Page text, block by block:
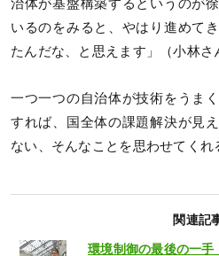
治体が基盤構築するというのが
いるのをみると、やはり進めて
たんだな、と思えます」（小林さ
一つ一つの自治体が技術をうま
すれば、国全体の課題解決が見
ない、そんなことを思わせてくれ
関連記
環境制御の最後の一